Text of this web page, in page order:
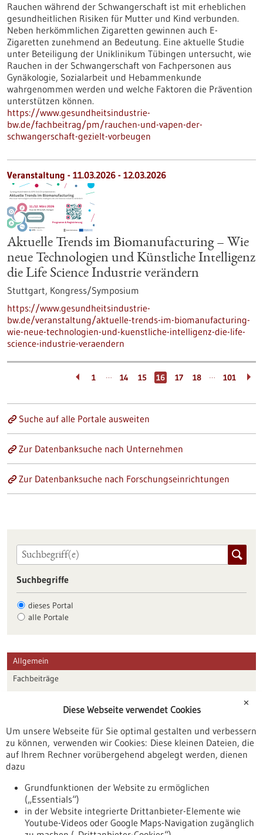
Rauchen während der Schwangerschaft ist mit erheblichen
gesundheitlichen Risiken für Mutter und Kind verbunden.
Neben herkömmlichen Zigaretten gewinnen auch E-
Zigaretten zunehmend an Bedeutung. Eine aktuelle Studie
unter Beteiligung der Uniklinikum Tübingen untersucht, wie
Rauchen in der Schwangerschaft von Fachpersonen aus
Gynäkologie, Sozialarbeit und Hebammenkunde
wahrgenommen werden und welche Faktoren die Prävention
unterstützen können.
https://www.gesundheitsindustrie-
bw.de/fachbeitrag/pm/rauchen-und-vapen-der-
schwangerschaft-gezielt-vorbeugen
Veranstaltung - 11.03.2026 - 12.03.2026
Aktuelle Trends im Biomanufacturing – Wie
neue Technologien und Künstliche Intelligenz
die Life Science Industrie verändern
Stuttgart, Kongress/Symposium
https://www.gesundheitsindustrie-
bw.de/veranstaltung/aktuelle-trends-im-biomanufacturing-
wie-neue-technologien-und-kuenstliche-intelligenz-die-life-
science-industrie-veraendern
1 … 14 15 16 17 18 … 101
Suche auf alle Portale ausweiten
Zur Datenbanksuche nach Unternehmen
Zur Datenbanksuche nach Forschungseinrichtungen
Suchbegriffe
dieses Portal
alle Portale
Allgemein
Fachbeiträge
Veranstaltungen
Erscheinungsdatum
✕
Diese Webseite verwendet Cookies
Um unsere Webseite für Sie optimal gestalten und verbessern
zu können, verwenden wir Cookies: Diese kleinen Dateien, die
auf Ihrem Rechner vorübergehend abgelegt werden, dienen
dazu
Grundfunktionen der Website zu ermöglichen
(„Essentials“)
in der Website integrierte Drittanbieter-Elemente wie
Youtube-Videos oder Google Maps-Navigation zugänglich